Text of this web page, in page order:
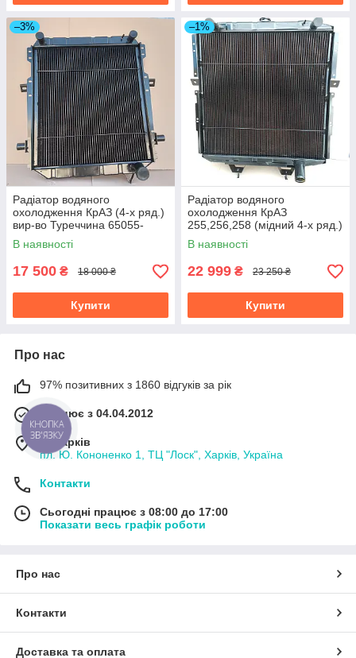
–3%
Радіатор водяного
охолодження КрАЗ (4-х ряд.)
вир-во Туреччина 65055-
1301010
В наявності
17 500 ₴ 18 000 ₴
Купити
–1%
Радіатор водяного
охолодження КрАЗ
255,256,258 (мідний 4-х ряд.)
вир-во Туреччина 256-
1301010
В наявності
22 999 ₴ 23 250 ₴
Купити
Про нас
97% позитивних з 1860 відгуків за рік
Працює з 04.04.2012
м. Харків
пл. Ю. Кононенко 1, ТЦ "Лоск", Харків, Україна
Контакти
Сьогодні працює з 08:00 до 17:00
Показати весь графік роботи
Про нас
Контакти
Доставка та оплата
КНОПКА
ЗВ'ЯЗКУ